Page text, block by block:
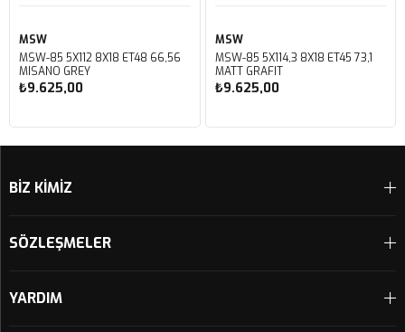
MSW
MSW-85 5X112 8X18 ET48 66,56
MISANO GREY
₺9.625,00
MSW
MSW-85 5X114,3 8X18 ET45 73,1
MATT GRAFIT
₺9.625,00
BİZ KİMİZ
SÖZLEŞMELER
YARDIM